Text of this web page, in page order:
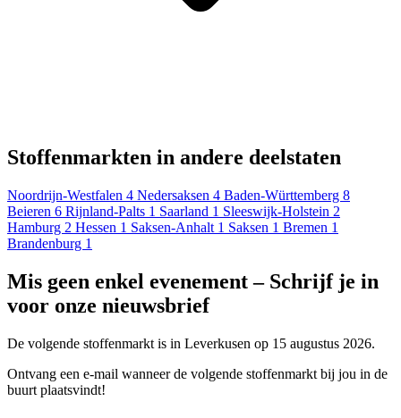
Stoffenmarkten in andere deelstaten
Noordrijn-Westfalen 4 Nedersaksen 4 Baden-Württemberg 8
Beieren 6 Rijnland-Palts 1 Saarland 1 Sleeswijk-Holstein 2
Hamburg 2 Hessen 1 Saksen-Anhalt 1 Saksen 1 Bremen 1
Brandenburg 1
Mis geen enkel evenement – Schrijf je in
voor onze nieuwsbrief
De volgende stoffenmarkt is in Leverkusen op 15 augustus 2026.
Ontvang een e-mail wanneer de volgende stoffenmarkt bij jou in de
buurt plaatsvindt!